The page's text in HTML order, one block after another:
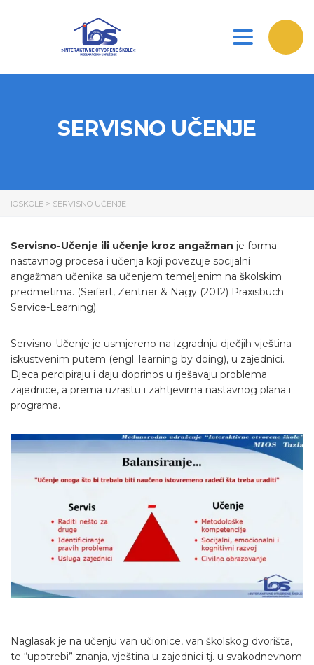
Toggle
SERVISNO UČENJE
IOSKOLE > SERVISNO UČENJE
Servisno-Učenje ili učenje kroz angažman je forma
nastavnog procesa i učenja koji povezuje socijalni
angažman učenika sa učenjem temeljenim na školskim
predmetima. (Seifert, Zentner & Nagy (2012) Praxisbuch
Service-Learning).
Servisno-Učenje je usmjereno na izgradnju dječjih vještina
iskustvenim putem (engl. learning by doing), u zajednici.
Djeca percipiraju i daju doprinos u rješavaju problema
zajednice, a prema uzrastu i zahtjevima nastavnog plana i
programa.
Naglasak je na učenju van učionice, van školskog dvorišta,
te “upotrebi” znanja, vještina u zajednici tj. u svakodnevnom